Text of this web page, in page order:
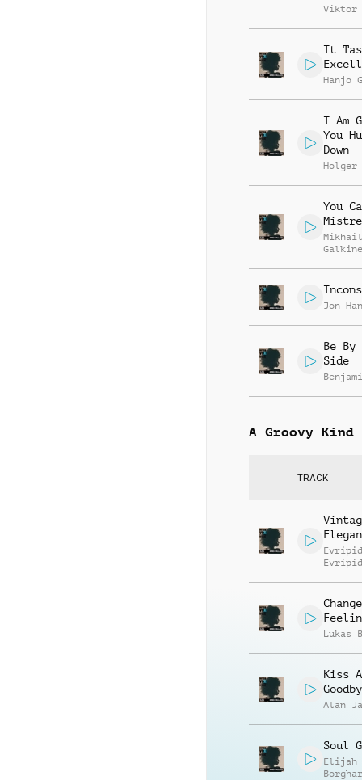
Viktor
It
Hanjo
I Am
You
Down
Holger
You
Mikhail
Galkine
Jon
Be By
Side
A Groovy Kind
TRACK
Lukas
Kiss
Alan
Soul
Elijah